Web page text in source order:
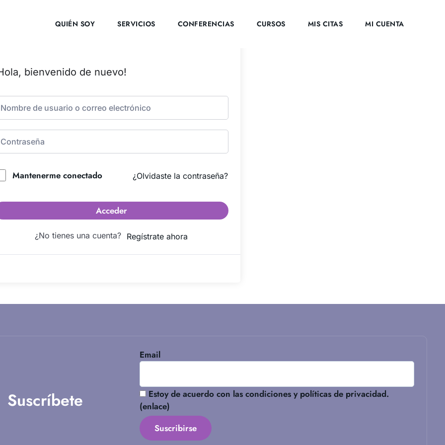
QUIÉN SOY SERVICIOS CONFERENCIAS CURSOS MIS CITAS MI CUENTA
bienvenido de nuevo!
Mantenerme conectado ¿Olvidaste la contraseña?
Acceder
¿No tienes una cuenta? Regístrate ahora
Suscríbete
Email
Estoy de acuerdo con las condiciones y políticas de privacidad.
(enlace)